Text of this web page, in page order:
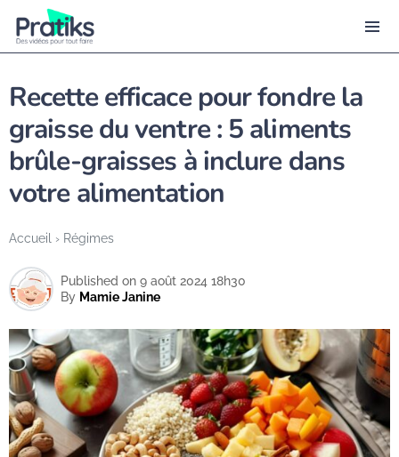
Accueil › Régimes
Recette efficace pour fondre la
graisse du ventre : 5 aliments
brûle-graisses à inclure dans
votre alimentation
By Mamie Janine
Published on 9 août 2024 18h30